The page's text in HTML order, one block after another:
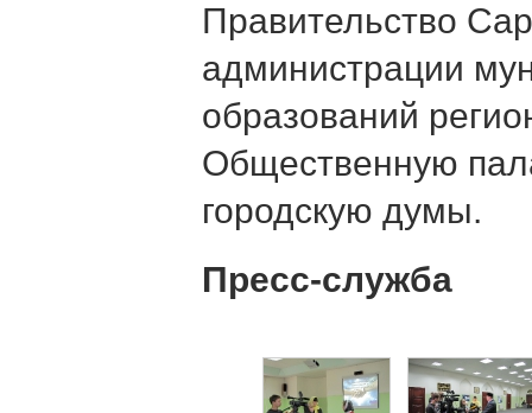
Правительство
администрации
образований
Общественную
городскую думы.
Пресс-служба